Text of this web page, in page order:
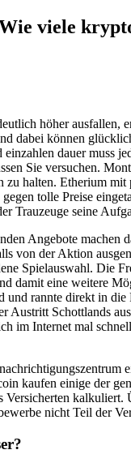
viele
höher ausfallen,
dabei können
dauer muss
Sie versuchen.
halten. Etherium
tolle Preise
Trauzeuge seine
Angebote
von der Aktion
Spielauswahl. Die
damit eine weitere
und rannte direkt in
Austritt Schottlands
im Internet mal
kaufen einige der
Versicherten
nicht Teil der